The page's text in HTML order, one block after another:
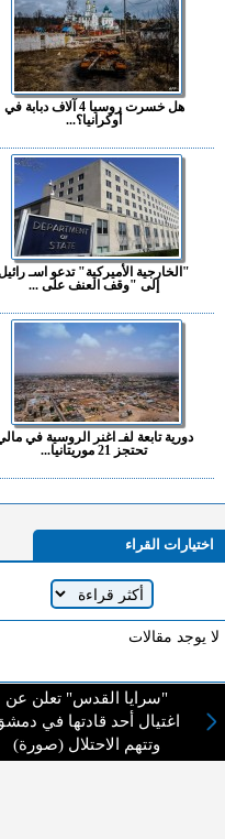
هل خسرت روسيا 4 آلاف دبابة في
أوكرانيا؟...
"الخارجية الأميركية" تدعو اسـ
إلى "وقف العنف على ...
دورية تابعة لفـ اغنر الروسية في
تحتجز 21 موريتانيا...
اختيارات القراء
لا يوجد مقالات
"سرايا القدس" تعلن عن
اغتيال أحد قادتها في
وتتهم الاحتلال (صورة)
لا مانع من الإقتباس وإعادة النشر
المنشورة